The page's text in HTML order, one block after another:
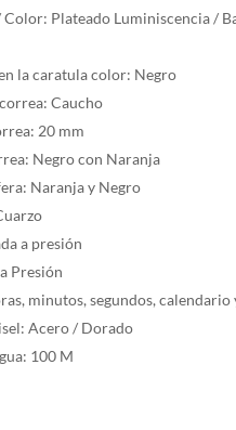
Plateado Luminiscencia /
la caratula color: Negro
Caucho
20 mm
Negro con Naranja
Naranja y Negro
a presión
Presión
minutos, segundos,
Acero / Dorado
100 M